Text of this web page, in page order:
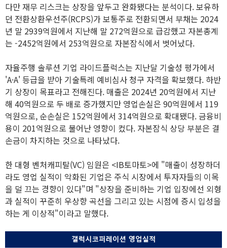
다만 재무 리스크는 상장을 앞두고 완화됐다는 분석이다. 보유하
던 전환상환우선주(RCPS)가 보통주로 전환되면서 부채는 2024
년 말 2939억원에서 지난해 말 272억원으로 급감했고 자본총계
는 -2452억원에서 253억원으로 자본잠식에서 벗어났다.
자율주행 솔루션 기업 라이드플럭스는 지난달 기술성 평가에서
'A·A' 등급을 받아 기술특례 예비심사 청구 자격을 확보했다. 하반
기 상장이 목표라고 전해진다. 매출은 2024년 20억원에서 지난
해 40억원으로 두 배로 증가했지만 영업손실은 90억원에서 119
억원으로, 순손실은 152억원에서 314억원으로 확대됐다. 금융비
용이 201억원으로 불어난 영향이 컸다. 자본잠식 상당 부분은 결
손금이 차지하는 것으로 나타났다.
한 대형 벤처캐피탈(VC) 임원은 <IB토마토>에 "매출이 성장하더
라도 영업 실적이 악화된 기업은 주식 시장에서 투자자들의 이목
을 덜 끄는 경향이 있다"며 "상장을 준비하는 기업 입장에선 외형
과 실적이 꾸준히 우상향 곡선을 그리고 있는 시점에 증시 입성을
하는 게 이상적"이라고 말했다.